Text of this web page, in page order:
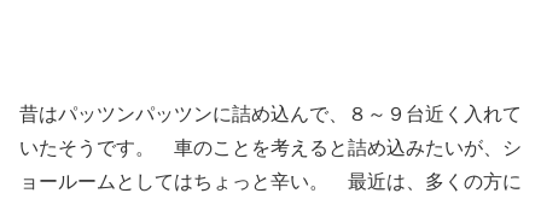
昔はパッツンパッツンに詰め込んで、８～９台近く入れて
いたそうです。 車のことを考えると詰め込みたいが、シ
ョールームとしてはちょっと辛い。 最近は、多くの方に